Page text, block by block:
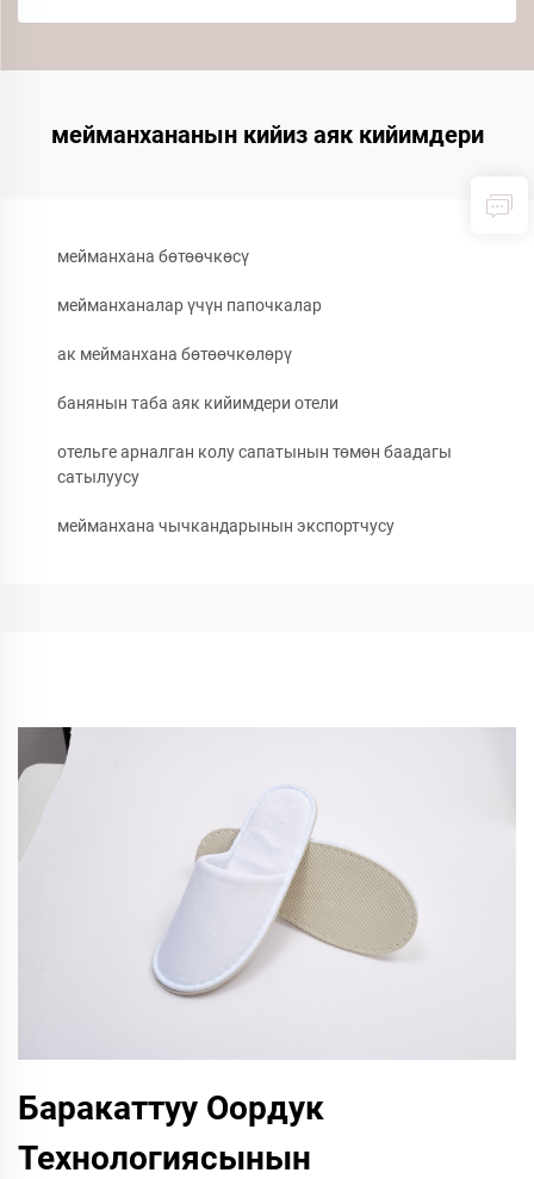
мейманхананын кийиз аяк кийимдери
мейманхана бөтөөчкөсү
мейманханалар үчүн папочкалар
ак мейманхана бөтөөчкөлөрү
банянын таба аяк кийимдери отели
отельге арналган колу сапатынын төмөн баадагы
сатылуусу
мейманхана чычкандарынын экспортчусу
Баракаттуу Оордук
Технологиясынын